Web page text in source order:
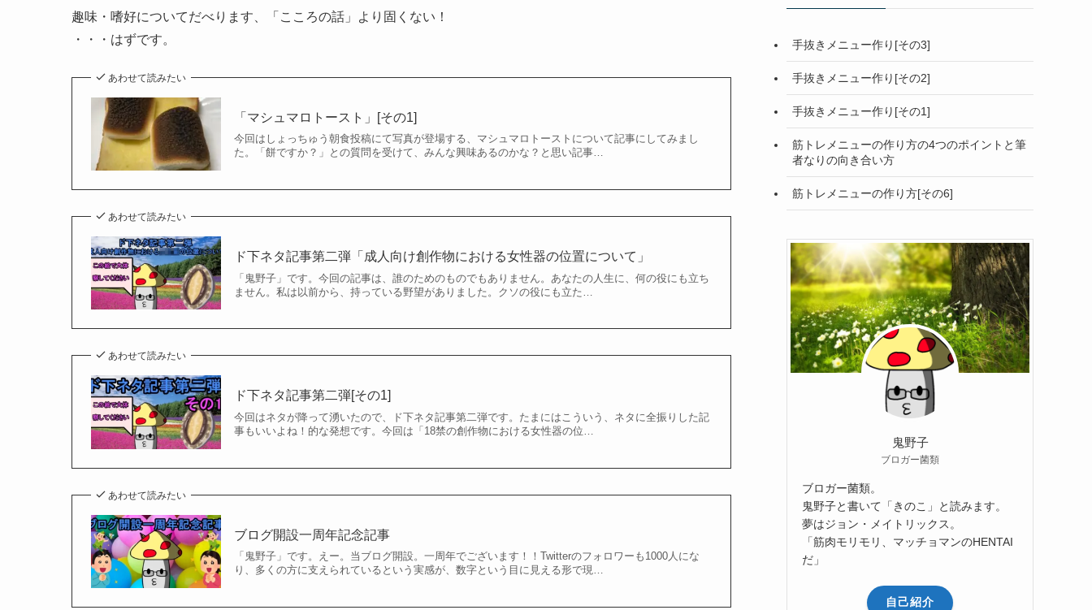
趣味・嗜好についてだべります、「こころの話」より固くない！
・・・はずです。
あわせて読みたい
「マシュマロトースト」[その1]
今回はしょっちゅう朝食投稿にて写真が登場する、マシュマロトーストについて記事にしてみまし
た。「餅ですか？」との質問を受けて、みんな興味あるのかな？と思い記事…
あわせて読みたい
ド下ネタ記事第二弾「成人向け創作物における女性器の位置について」
「鬼野子」です。今回の記事は、誰のためのものでもありません。あなたの人生に、何の役にも立ち
ません。私は以前から、持っている野望がありました。クソの役にも立た…
あわせて読みたい
ド下ネタ記事第二弾[その1]
今回はネタが降って湧いたので、ド下ネタ記事第二弾です。たまにはこういう、ネタに全振りした記
事もいいよね！的な発想です。今回は「18禁の創作物における女性器の位…
あわせて読みたい
ブログ開設一周年記念記事
「鬼野子」です。えー。当ブログ開設。一周年でございます！！Twitterのフォロワーも1000人にな
り、多くの方に支えられているという実感が、数字という目に見える形で現…
手抜きメニュー作り[その3]
手抜きメニュー作り[その2]
手抜きメニュー作り[その1]
筋トレメニューの作り方の4つのポイントと筆
者なりの向き合い方
筋トレメニューの作り方[その6]
鬼野子
ブロガー菌類
ブロガー菌類。
鬼野子と書いて「きのこ」と読みます。
夢はジョン・メイトリックス。
「筋肉モリモリ、マッチョマンのHENTAI
だ」
自己紹介